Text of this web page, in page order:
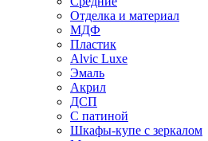
Отделка и материал
МДФ
Пластик
Alvic Luxe
Эмаль
Акрил
ДСП
С патиной
Шкафы-купе с зеркалом